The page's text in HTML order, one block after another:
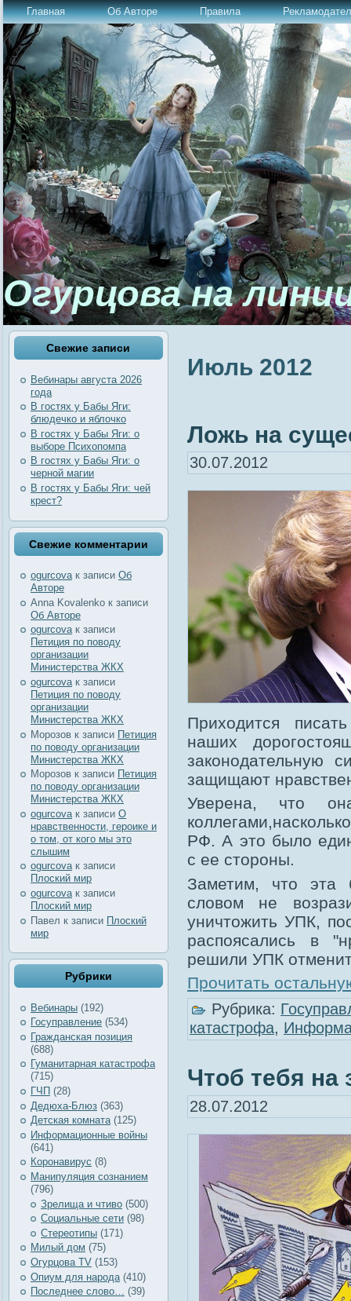
Главная Об Авторе Правила
Огурцова на
Свежие записи
Вебинары августа 2026
года
В гостях у Бабы Яги:
блюдечко и яблочко
В гостях у Бабы Яги: о
выборе Психопомпа
В гостях у Бабы Яги: о
черной магии
В гостях у Бабы Яги: чей
крест?
Свежие комментарии
ogurcovaк записи Об
Авторе
Anna Kovalenko к записи
Об Авторе
ogurcovaк записи
Петиция по поводу
организации
Министерства ЖКХ
ogurcova к записи
Петиция по поводу
организации
Министерства ЖКХ
Морозов к записи Петиция
по поводу организации
Министерства ЖКХ
Морозов к записи Петиция
по поводу организации
Министерства ЖКХ
ogurcova к записи О
нравственности, героике и
о том, от кого мы это
слышим
ogurcovaк записи
Плоский мир
ogurcova к записи
Плоский мир
Павел к записи Плоский
мир
Рубрики
Вебинары (192)
Госуправление (534)
Гражданская позиция
(688)
Гуманитарная катастрофа
(715)
ГЧП (28)
Дедюха-Блюз (363)
Детская комната(125)
Информационные войны
(641)
Коронавирус (8)
Манипуляция сознанием
(796)
Зрелища и чтиво (500)
Социальные сети (98)
Стереотипы (171)
Милый дом (75)
Огурцова TV (153)
Опиум для народа (410)
Последнее слово… (39)
Июль 2012
Ложь на
30.07.2012
Приходится
наших
законодательную
защищают
Уверена, что
РФ. А это было
с ее стороны.
Заметим, что эта
словом не
уничтожить УПК,
распоясались в
решили УПК
Прочитать
Рубрика:
катастрофа,
Чтоб тебя на
28.07.2012